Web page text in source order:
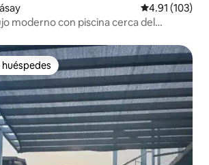
Calificación
4.91 (103)
moderno con piscina cerca del
preferido